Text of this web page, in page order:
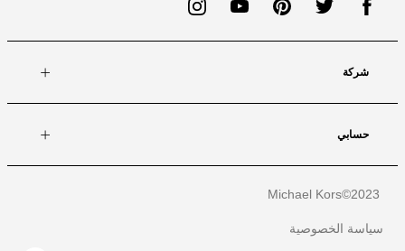
شركة
حسابي
Michael Kors
سياسة الخصوصية